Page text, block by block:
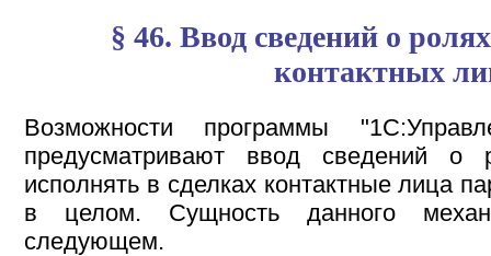
§ 46. Ввод сведений о
контактных
Возможности программы
предусматривают ввод сведений о
исполнять в сделках контактные лица
в целом. Сущность данного
следующем.